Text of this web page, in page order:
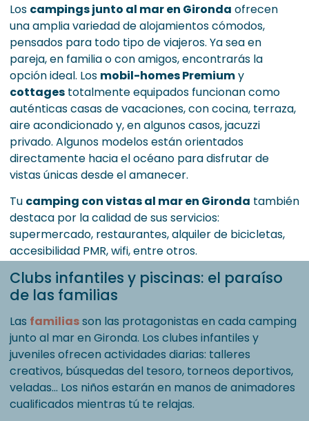
Los campings junto al mar en Gironda ofrecen
una amplia variedad de alojamientos cómodos,
pensados para todo tipo de viajeros. Ya sea en
pareja, en familia o con amigos, encontrarás la
opción ideal. Los mobil-homes Premiumy
cottages totalmente equipados funcionan como
auténticas casas de vacaciones, con cocina, terraza,
aire acondicionado y, en algunos casos, jacuzzi
privado. Algunos modelos están orientados
directamente hacia el océano para disfrutar de
vistas únicas desde el amanecer.
Tu camping con vistas al mar en Gironda también
destaca por la calidad de sus servicios:
supermercado, restaurantes, alquiler de bicicletas,
accesibilidad PMR, wifi, entre otros.
Clubs infantiles y piscinas: el paraíso
de las familias
Las familiasson las protagonistas en cada camping
junto al mar en Gironda. Los clubes infantiles y
juveniles ofrecen actividades diarias: talleres
creativos, búsquedas del tesoro, torneos deportivos,
veladas… Los niños estarán en manos de animadores
cualificados mientras tú te relajas.